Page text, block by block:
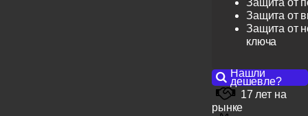
Защита от
Защита от
Защита от
ключа
Нашли
дешевле?
17 лет на
рынке